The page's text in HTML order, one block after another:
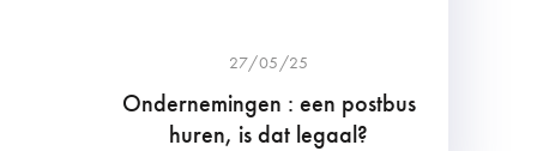
27/05/25
Ondernemingen : een postbus
huren, is dat legaal?